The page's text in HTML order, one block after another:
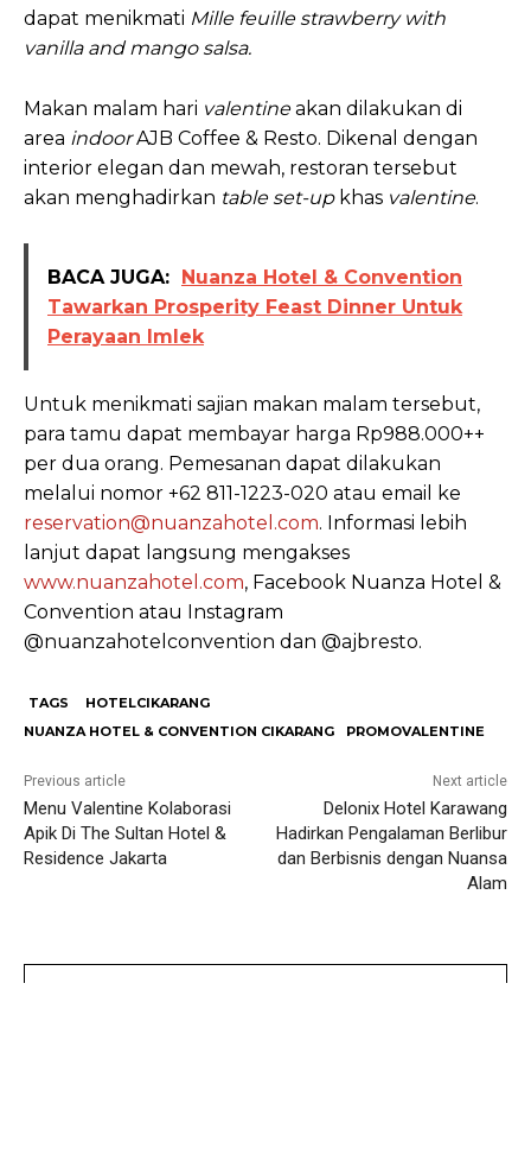
dapat menikmati Mille feuille strawberry with
vanilla and mango salsa.
Makan malam hari valentineakan dilakukan di
area indoorAJB Coffee & Resto. Dikenal dengan
interior elegan dan mewah, restoran tersebut
akan menghadirkan table set-upkhas valentine.
BACA JUGA:
Nuanza Hotel & Convention
Tawarkan Prosperity Feast Dinner Untuk
Perayaan Imlek
Untuk menikmati sajian makan malam tersebut,
para tamu dapat membayar harga Rp988.000++
per dua orang. Pemesanan dapat dilakukan
melalui nomor +62 811-1223-020 atau email ke
reservation@nuanzahotel.com. Informasi lebih
lanjut dapat langsung mengakses
www.nuanzahotel.com, Facebook Nuanza Hotel &
Convention atau Instagram
@nuanzahotelconvention dan @ajbresto.
TAGS
HOTELCIKARANG
NUANZA HOTEL & CONVENTION CIKARANG
PROMOVALENTINE
Previous article
Menu Valentine Kolaborasi
Apik Di The Sultan Hotel &
Residence Jakarta
Next article
Delonix Hotel Karawang
Hadirkan Pengalaman Berlibur
dan Berbisnis dengan Nuansa
Alam